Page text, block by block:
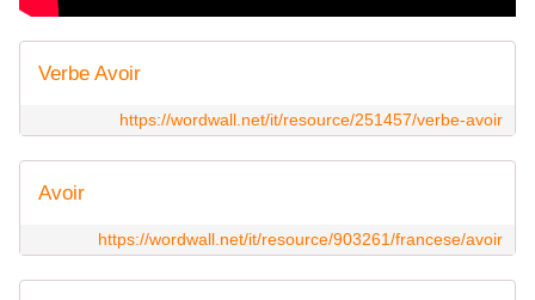
Verbe Avoir
https://wordwall.net/it/resource/251457/verbe-avoir
Avoir
https://wordwall.net/it/resource/903261/francese/avoir